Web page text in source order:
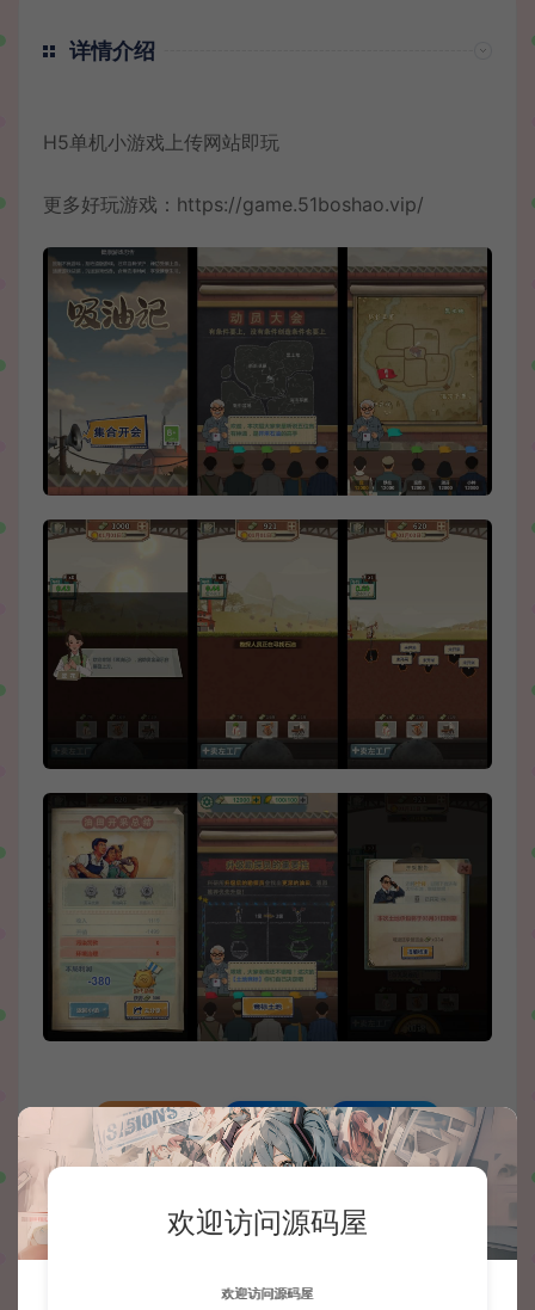
详情介绍
H5单机小游戏上传网站即玩
更多好玩游戏： https://game.51boshao.vip/
收藏 (0) 打赏 点赞 (0)
https://wd.51boshao.vip/63622/h5djxyx/
欢迎访问源码屋
欢迎访问源码屋